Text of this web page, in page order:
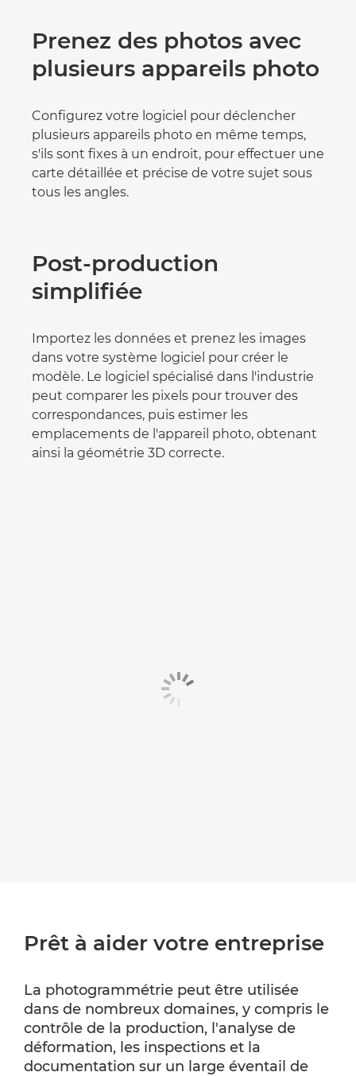
Prenez des photos avec
plusieurs appareils photo
Configurez votre logiciel pour déclencher
plusieurs appareils photo en même temps,
s'ils sont fixes à un endroit, pour effectuer une
carte détaillée et précise de votre sujet sous
tous les angles.
Post-production
simplifiée
Importez les données et prenez les images
dans votre système logiciel pour créer le
modèle. Le logiciel spécialisé dans l'industrie
peut comparer les pixels pour trouver des
correspondances, puis estimer les
emplacements de l'appareil photo, obtenant
ainsi la géométrie 3D correcte.
Prêt à aider votre entreprise
La photogrammétrie peut être utilisée
dans de nombreux domaines, y compris le
contrôle de la production, l'analyse de
déformation, les inspections et la
documentation sur un large éventail de